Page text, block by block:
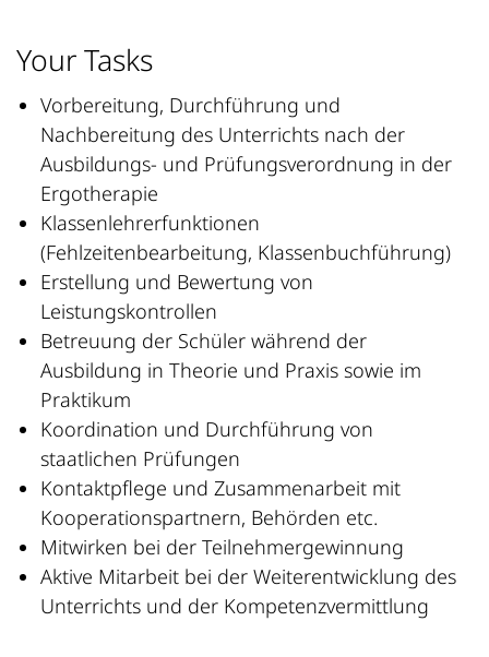
Your Tasks
Vorbereitung, Durchführung und
Nachbereitung des Unterrichts nach der
Ausbildungs- und Prüfungsverordnung in der
Ergotherapie
Klassenlehrerfunktionen
(Fehlzeitenbearbeitung, Klassenbuchführung)
Erstellung und Bewertung von
Leistungskontrollen
Betreuung der Schüler während der
Ausbildung in Theorie und Praxis sowie im
Praktikum
Koordination und Durchführung von
staatlichen Prüfungen
Kontaktpflege und Zusammenarbeit mit
Kooperationspartnern, Behörden etc.
Mitwirken bei der Teilnehmergewinnung
Aktive Mitarbeit bei der Weiterentwicklung des
Unterrichts und der Kompetenzvermittlung